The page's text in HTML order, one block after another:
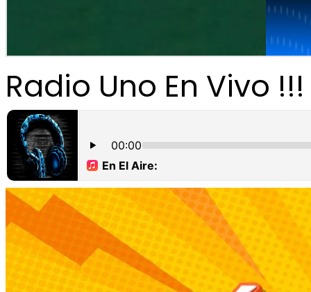
Radio Uno En Vivo !!!